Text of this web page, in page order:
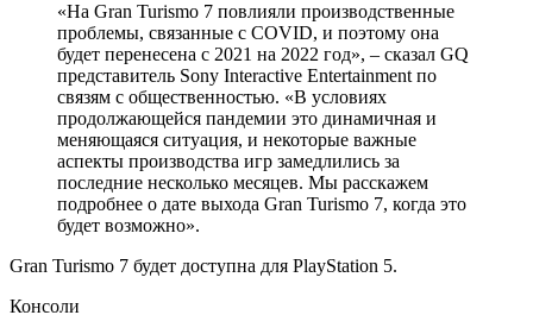
«На Gran Turismo 7 повлияли производственные
проблемы, связанные с COVID, и поэтому она
будет перенесена с 2021 на 2022 год», – сказал GQ
представитель Sony Interactive Entertainment по
связям с общественностью. «В условиях
продолжающейся пандемии это динамичная и
меняющаяся ситуация, и некоторые важные
аспекты производства игр замедлились за
последние несколько месяцев. Мы расскажем
подробнее о дате выхода Gran Turismo 7, когда это
будет возможно».
Gran Turismo 7 будет доступна для PlayStation 5.
Консоли